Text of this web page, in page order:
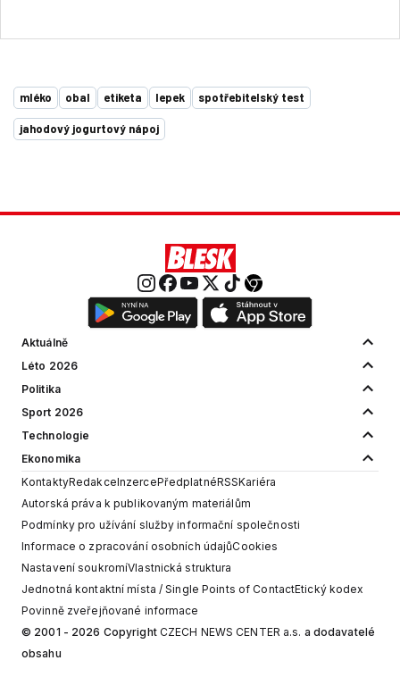
mléko obal etiketa lepek spotřebitelský test
jahodový jogurtový nápoj
Aktuálně
Léto 2026
Politika
Sport 2026
Technologie
Ekonomika
KontaktyRedakceInzercePředplatnéRSSKariéra
Autorská práva k publikovaným materiálům
Podmínky pro užívání služby informační společnosti
Informace o zpracování osobních údajůCookies
Nastavení soukromíVlastnická struktura
Jednotná kontaktní místa / Single Points of ContactEtický kodex
Povinně zveřejňované informace
© 2001 - 2026 Copyright CZECH NEWS CENTER a.s. a dodavatelé
obsahu